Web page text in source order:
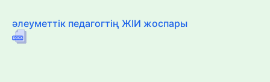
әлеуметтік педагогтің ЖІИ жоспары